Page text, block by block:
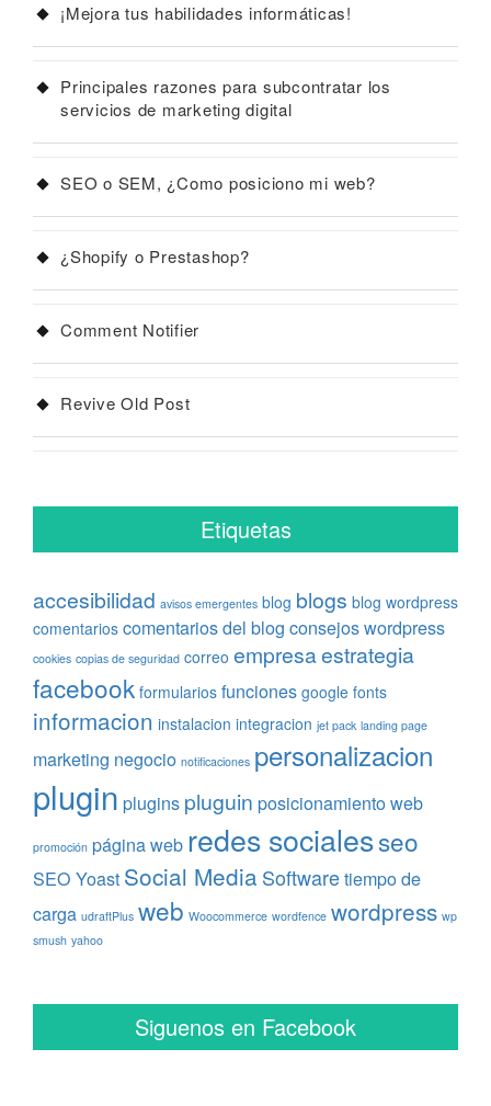
¡Mejora tus habilidades informáticas!
Principales razones para subcontratar los
servicios de marketing digital
SEO o SEM, ¿Como posiciono mi web?
¿Shopify o Prestashop?
Comment Notifier
Revive Old Post
Etiquetas
accesibilidad avisos emergentes blog blogs blog wordpress
comentarios comentarios del blog consejos wordpress
cookies copias de seguridad correo empresaestrategia
facebook formularios funciones google fonts
informacion instalacion integracion jet pack landing page
marketing negocio notificaciones personalizacion
plugin plugins pluguin posicionamiento web
promoción página web redes socialesseo
SEO Yoast Social Media Softwaretiempo de
carga udraftPlus web Woocommerce wordfence wordpress wp
smush yahoo
Siguenos en Facebook